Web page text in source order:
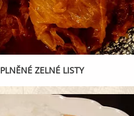
PLNĚNÉ ZELNÉ LISTY